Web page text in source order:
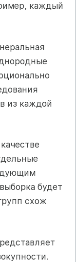
каждый
из каждой
будет
схож